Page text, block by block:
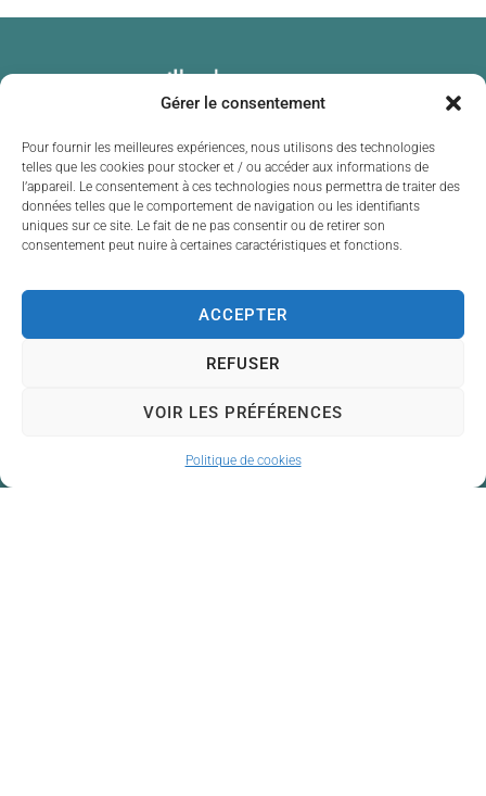
Gérer le consentement
Pour fournir les meilleures expériences, nous utilisons des technologies
telles que les cookies pour stocker et / ou accéder aux informations de
l’appareil. Le consentement à ces technologies nous permettra de traiter des
données telles que le comportement de navigation ou les identifiants
uniques sur ce site. Le fait de ne pas consentir ou de retirer son
consentement peut nuire à certaines caractéristiques et fonctions.
ACCEPTER
REFUSER
VOIR LES PRÉFÉRENCES
Politique de cookies